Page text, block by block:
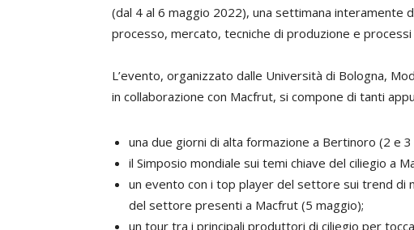
(dal 4 al 6 maggio 2022), una settimana interamente
processo, mercato, tecniche di produzione e
L’evento, organizzato dalle Università di Bologna,
in collaborazione con Macfrut, si compone di tanti
una due giorni di alta formazione a Bertinoro (2 e 3
il Simposio mondiale sui temi chiave del ciliegio a
un evento con i top player del settore sui trend di
del settore presenti a Macfrut (5 maggio);
un tour tra i principali produttori di ciliegio per